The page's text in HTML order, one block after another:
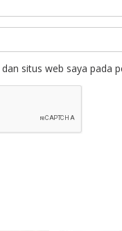
situs web saya pada